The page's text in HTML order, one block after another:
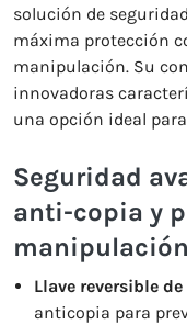
solución de
máxima protección
manipulación. Su
innovadoras
una opción ideal
Seguridad
anti-copia y
manipulación
Llave reversible
anticopia para